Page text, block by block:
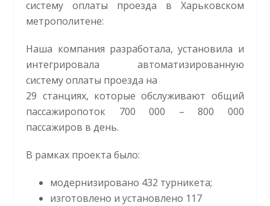
систему оплаты проезда в Харьковском
метрополитене:
Наша компания разработала, установила и
интегрировала автоматизированную
систему оплаты проезда на
29 станциях, которые обслуживают общий
пассажиропоток 700 000 – 800 000
пассажиров в день.
В рамках проекта было:
модернизировано 432 турникета;
изготовлено и установлено 117